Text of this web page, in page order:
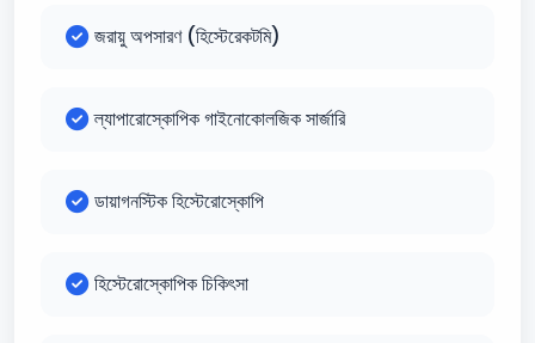
জরায়ু অপসারণ (হিস্টেরেকটমি)
ল্যাপারোস্কোপিক গাইনোকোলজিক সার্জারি
ডায়াগনস্টিক হিস্টেরোস্কোপি
হিস্টেরোস্কোপিক চিকিৎসা